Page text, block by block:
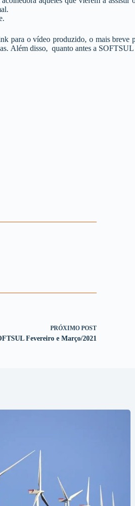
para o vídeo produzido, o mais breve
Além disso, quanto antes a
PRÓXIMO POST
Fevereiro e Março/2021